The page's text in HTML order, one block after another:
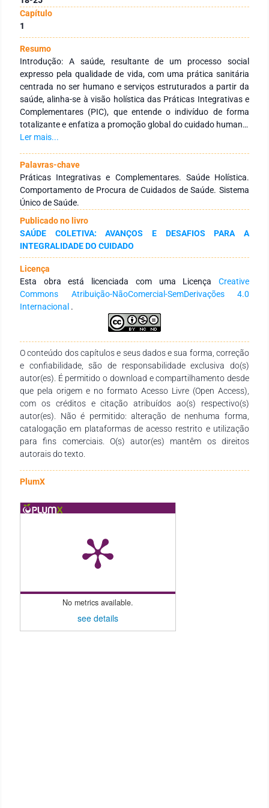
Capítulo
1
Resumo
Introdução: A saúde, resultante de um processo social
expresso pela qualidade de vida, com uma prática sanitária
centrada no ser humano e serviços estruturados a partir da
saúde, alinha-se à visão holística das Práticas Integrativas e
Complementares (PIC), que entende o indivíduo de forma
totalizante e enfatiza a promoção global do cuidado humano,
estimulando o sujeito ao autocuidado. Objetivo: Compreender
Métodos: Estudo de natureza qualitativa e caráter
interpretativo, aprovado pelo Comitê de Ética em Pesquisa
com Seres Humanos da Universidade Federal de Viçosa. Os
dados foram coletados entre 13 e 15 de julho de 2015, em
uma unidade de saúde especializada em PIC que atende pelo
Sistema Único de Saúde em São João del Rei, Minas Gerais. A
inclusão dos sujeitos ocorreu por conveniência,
interrompendo-se a amostra por saturação. As entrevistas
foram gravadas e transcritas na íntegra e os dados tratados
pela técnica de Análise de Conteúdo. Resultados:
Participaram 13 usuárias com média de 65,07 anos,
predominando casadas (38,46%) ou viúvas (30,76%),
aposentadas (46,15%). As entrevistadas expressaram o
exercício do cuidado nas dimensões biológica, psicológica,
exercício do cuidado de si. Foram elencados o autocuidado, o
cuidado do outro, a dependência à recepção do cuidado, o
trabalho voluntário e o cuidado no momento da morte.
Conclusão: As entrevistadas expandiram horizontes nos
cenários de vida, saúde, adoecimento e morte como sujeitos
autônomos e participativos, tornando-se corresponsáveis
nos seus processos de cuidado.
Ler mais...
Palavras-chave
Práticas Integrativas e Complementares. Saúde Holística.
Comportamento de Procura de Cuidados de Saúde. Sistema
Único de Saúde.
Publicado no livro
SAÚDE COLETIVA: AVANÇOS E DESAFIOS PARA A
INTEGRALIDADE DO CUIDADO
Licença
Esta obra está licenciada com uma Licença Creative
Commons Atribuição-NãoComercial-SemDerivações 4.0
Internacional .
O conteúdo dos capítulos e seus dados e sua forma, correção
e confiabilidade, são de responsabilidade exclusiva do(s)
autor(es). É permitido o download e compartilhamento desde
que pela origem e no formato Acesso Livre (Open Access),
com os créditos e citação atribuídos ao(s) respectivo(s)
autor(es). Não é permitido: alteração de nenhuma forma,
catalogação em plataformas de acesso restrito e utilização
para fins comerciais. O(s) autor(es) mantêm os direitos
autorais do texto.
PlumX
No metrics available.
see details